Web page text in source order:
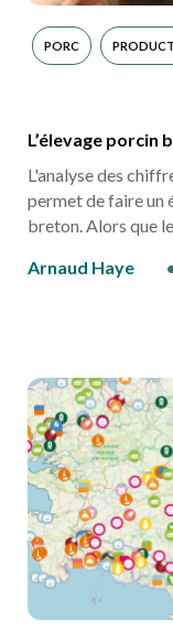
PORC
L’élevage
L'analyse des
permet de faire un
breton. Alors que
Arnaud Haye